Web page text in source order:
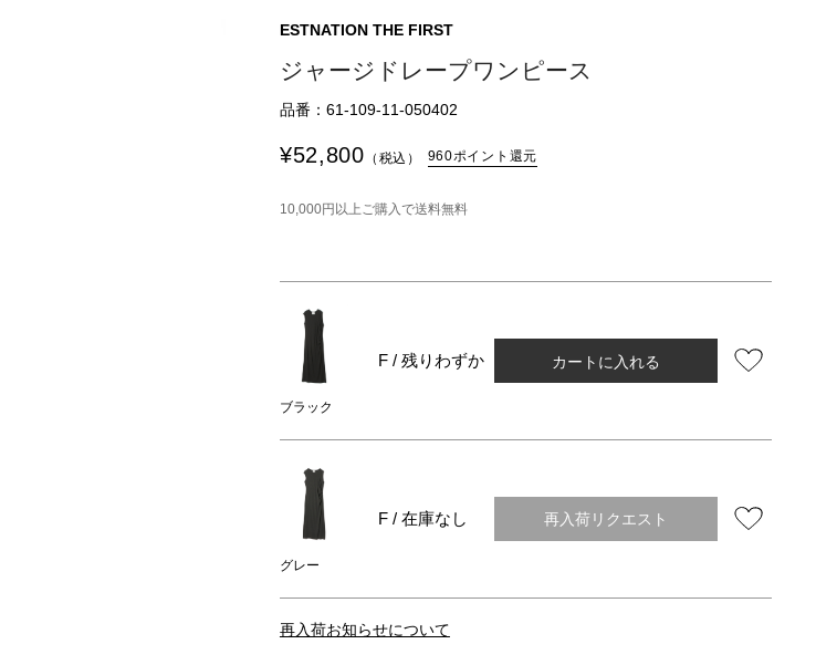
ESTNATION THE FIRST
ジャージドレープワンピース
品番：61-109-11-050402
¥52,800 （税込） 960ポイント還元
10,000円以上ご購入で送料無料
ブラック
F / 残りわずか カートに入れる
グレー
F / 在庫なし 再入荷リクエスト
再入荷お知らせについて